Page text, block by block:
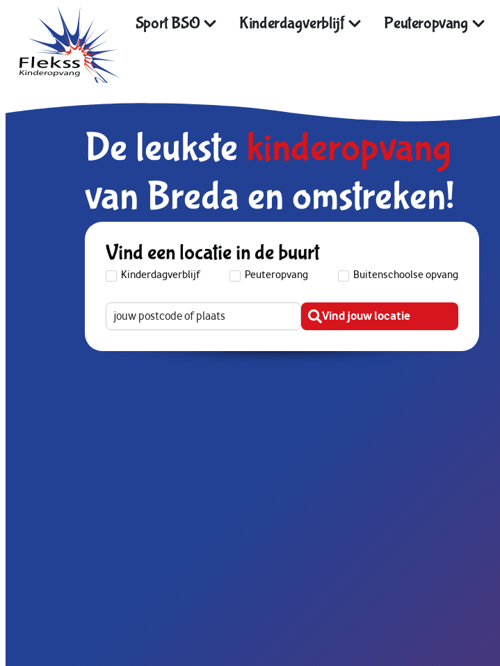
Sport BSO Kinderdagverblijf Peuteropvang
De leukste kinderopvang
van Breda en omstreken!
Vind een locatie in de buurt
Kinderdagverblijf Peuteropvang Buitenschoolse opvang
Vind jouw locatie